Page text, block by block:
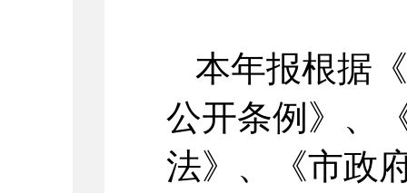
本年报根据
公开条例》、
法》、《市政